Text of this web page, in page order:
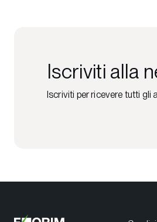
Iscriviti alla
Iscriviti per ricevere tutti gli